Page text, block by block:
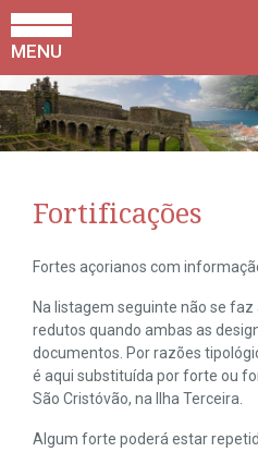
MENU
Fortificações
Fortes açorianos com
Na listagem seguinte não se
redutos quando ambas as
documentos. Por razões
é aqui substituída por forte ou
São Cristóvão, na Ilha Terceira.
Algum forte poderá estar